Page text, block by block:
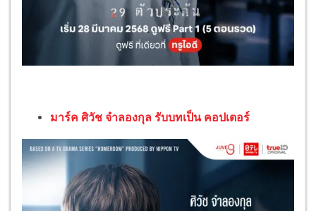
มาร์ค ศิวัช จำลองกุล รับบทเป็น คอปเตอร์